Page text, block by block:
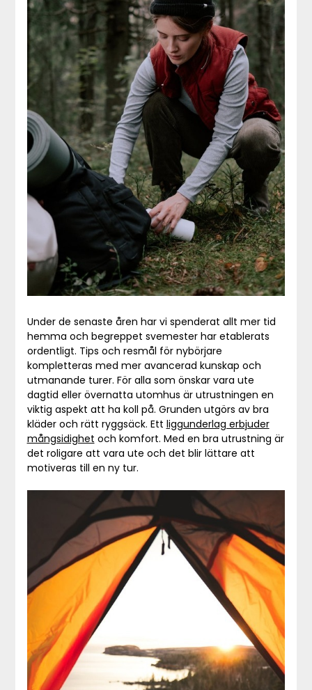
Under de senaste åren har vi spenderat allt mer tid
hemma och begreppet svemester har etablerats
ordentligt. Tips och resmål för nybörjare
kompletteras med mer avancerad kunskap och
utmanande turer. För alla som önskar vara ute
dagtid eller övernatta utomhus är utrustningen en
viktig aspekt att ha koll på. Grunden utgörs av bra
kläder och rätt ryggsäck. Ett liggunderlag erbjuder
mångsidighet och komfort. Med en bra utrustning är
det roligare att vara ute och det blir lättare att
motiveras till en ny tur.